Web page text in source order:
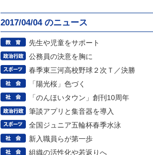
2017/04/04 のニュース
先生や児童をサポート
公務員の決意を胸に
春季東三河高校野球２次Ｔ／決勝
「陽光桜」色づく
「のんほいタウン」創刊10周年
筆談アプリと集音器を導入
全国ジュニア五輪杯春季水泳
新入職員らが第一歩
組織の活性化や若返りへ